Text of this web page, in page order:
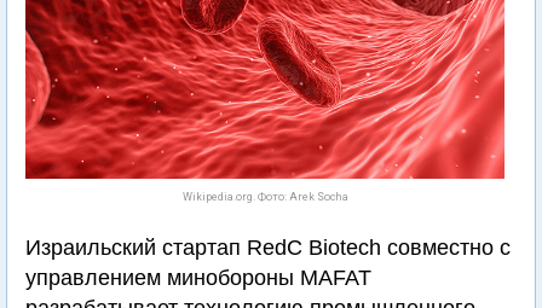
Wikipedia.org. Фото: Arek Socha
Израильский стартап RedC Biotech совместно с
управлением минобороны MAFAT